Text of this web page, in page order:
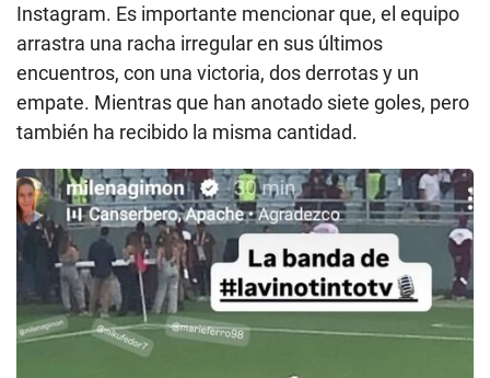
Instagram. Es importante mencionar que, el equipo
arrastra una racha irregular en sus últimos
encuentros, con una victoria, dos derrotas y un
empate. Mientras que han anotado siete goles, pero
también ha recibido la misma cantidad.